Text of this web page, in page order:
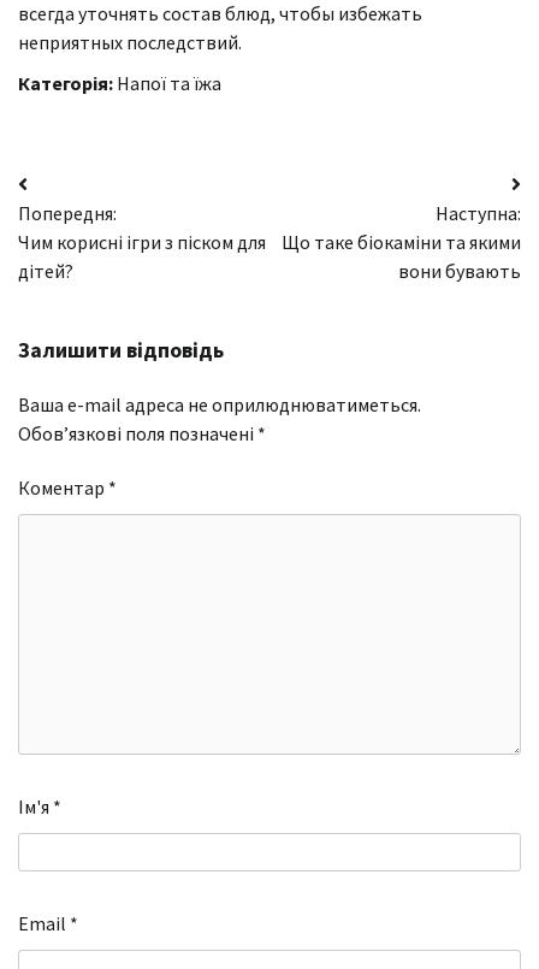
всегда уточнять состав блюд, чтобы избежать
неприятных последствий.
Категорія: Напої та їжа
Навігація
записів
Попередня:
Чим корисні ігри з піском для
дітей?
Наступна:
Що таке біокаміни та якими
вони бувають
Залишити відповідь
Ваша e-mail адреса не оприлюднюватиметься.
Обов’язкові поля позначені *
Коментар *
Ім'я *
Email *